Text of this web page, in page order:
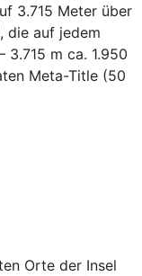
3.715 Meter über
die auf jedem
3.715 m ca. 1.950
Meta-Title (50
Orte der Insel